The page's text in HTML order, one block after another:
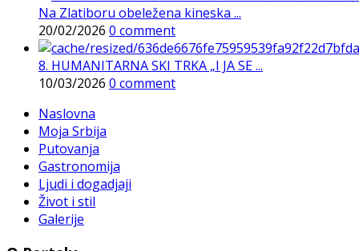
Na Zlatiboru obeležena kineska ...
20/02/2026 0 comment
8. HUMANITARNA SKI TRKA „I JA SE ...
10/03/2026 0 comment
Naslovna
Moja Srbija
Putovanja
Gastronomija
Ljudi i dogadjaji
Život i stil
Galerije